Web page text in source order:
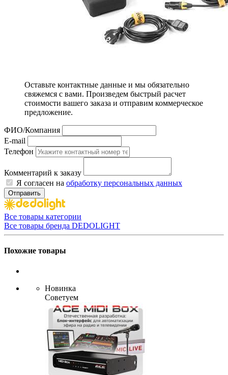
Оставьте контактные данные и мы обязательно
свяжемся с вами. Произведем быстрый расчет
стоимости вашего заказа и отправим коммерческое
предложение.
ФИО/Компания
E-mail
Телефон
Комментарий к заказу
Я согласен на обработку персональных данных
Отправить
Все товары категории
Все товары бренда DEDOLIGHT
Похожие товары
Новинка
Советуем